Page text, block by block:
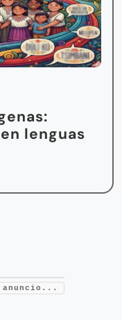
lenguas
anuncio...